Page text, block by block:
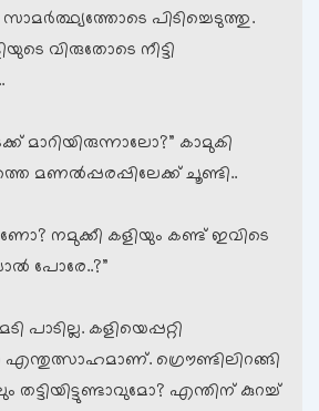
പിടിച്ചെടുത്തു.
വിരുതോടെ നീട്ടി
മാറിയിരുന്നാലോ?” കാമുകി
മണല്‍പ്പരപ്പിലേക്ക് ചൂണ്ടി..
നമുക്കീ കളിയും കണ്ട് ഇവിടെ
പോരേ..?”
പാടില്ല. കളിയെപ്പറ്റി
ഗ്രൌണ്ടിലിറങ്ങി
തട്ടിയിട്ടുണ്ടാവുമോ? എന്തിന് കുറച്ച്